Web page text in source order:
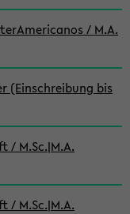
/ M.A.
(Einschreibung bis
/ M.Sc.|M.A.
/ M.Sc.|M.A.